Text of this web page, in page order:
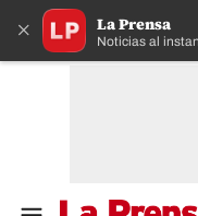
× La Prensa
Noticias al